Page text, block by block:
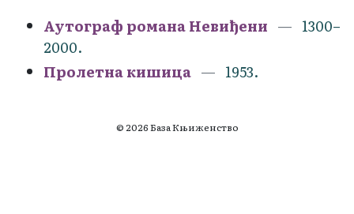
Аутограф романа Невиђени
1300–
2000.
Пролетна кишица
1953.
© 2026 База Књиженство